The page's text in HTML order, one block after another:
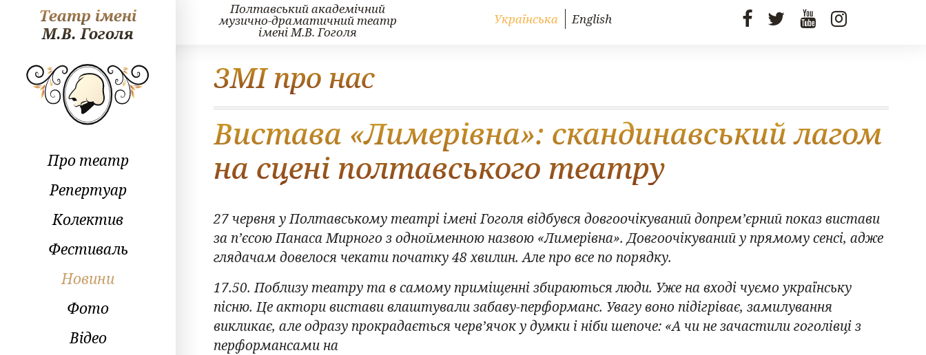
Театр імені
М.В. Гоголя
Про театр
Репертуар
Колектив
Фестиваль
Новини
Фото
Відео
Полтавський академічний
музично-драматичний театр
імені М.В. Гоголя
Українська English
ЗМІ про нас
Вистава «Лимерівна»: скандинавський лагом
на сцені полтавського театру
27 червня у Полтавському театрі імені Гоголя відбувся довгоочікуваний допрем’єрний показ вистави
за п’єсою Панаса Мирного з однойменною назвою «Лимерівна». Довгоочікуваний у прямому сенсі, адже
глядачам довелося чекати початку 48 хвилин. Але про все по порядку.
17.50. Поблизу театру та в самому приміщенні збираються люди. Уже на вході чуємо українську
пісню. Це актори вистави влаштували забаву-перформанс. Увагу воно підігріває, замилування
викликає, але одразу прокрадається черв’ячок у думки і ніби шепоче: «А чи не зачастили гоголівці з
перформансами на